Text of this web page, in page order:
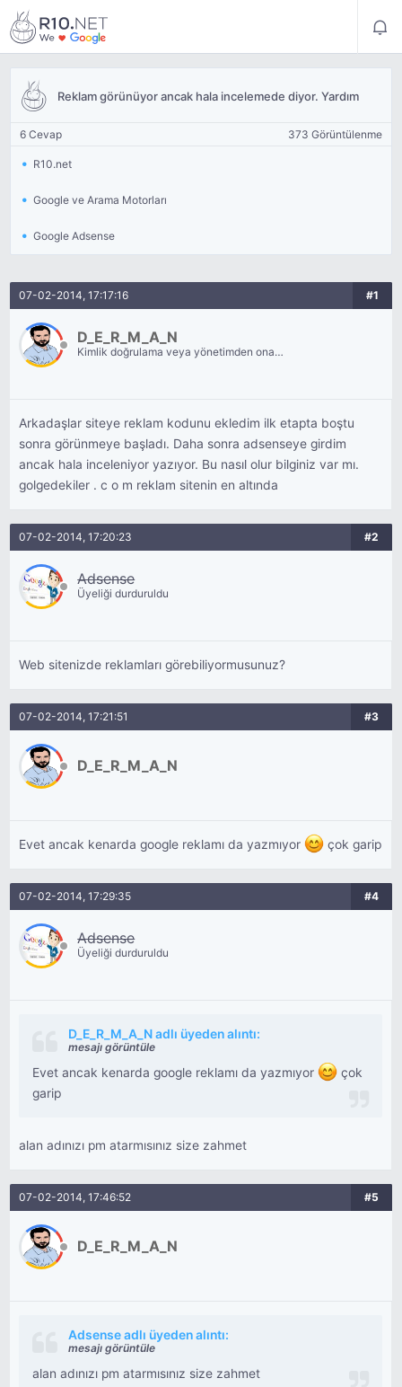
Reklam görünüyor ancak hala incelemede diyor. Yardım
6 Cevap 373 Görüntülenme
R10.net
Google ve Arama Motorları
Google Adsense
07-02-2014, 17:17:16 #1
D_E_R_M_A_N
Kimlik doğrulama veya yönetimden onay
Arkadaşlar siteye reklam kodunu ekledim ilk etapta boştu
sonra görünmeye başladı. Daha sonra adsenseye girdim
ancak hala inceleniyor yazıyor. Bu nasıl olur bilginiz var mı.
golgedekiler . c o m reklam sitenin en altında
07-02-2014, 17:20:23 #2
Adsense
Üyeliği durduruldu
Web sitenizde reklamları görebiliyormusunuz?
07-02-2014, 17:21:51 #3
D_E_R_M_A_N
Evet ancak kenarda google reklamı da yazmıyor çok garip
07-02-2014, 17:29:35 #4
Adsense
Üyeliği durduruldu
D_E_R_M_A_N adlı üyeden alıntı:
mesajı görüntüle
Evet ancak kenarda google reklamı da yazmıyor
çok
garip
alan adınızı pm atarmısınız size zahmet
07-02-2014, 17:46:52 #5
D_E_R_M_A_N
Adsense adlı üyeden alıntı:
mesajı görüntüle
alan adınızı pm atarmısınız size zahmet